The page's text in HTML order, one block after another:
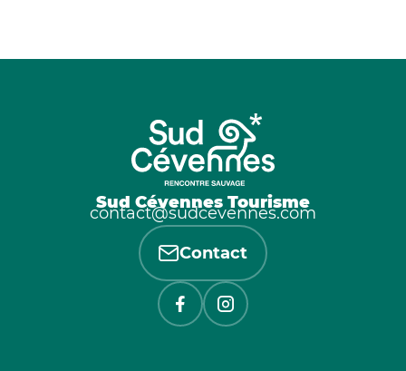
Sud Cévennes Tourisme
contact@sudcevennes.com
Contact